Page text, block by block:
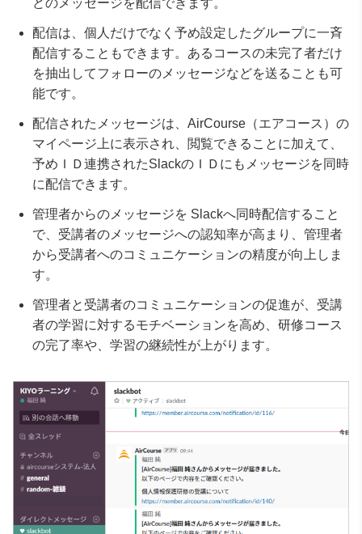
どのメッセージを配信できます。
配信は、個人だけでなく予め設定したグループに一斉
配信することもできます。あるコースの未完了者だけ
を抽出してフォローのメッセージなどを送ることも可
能です。
配信されたメッセージは、AirCourse（エアコース）の
マイページ上に表示され、閲覧できることに加えて、
予めＩＤ連携されたSlackのＩＤにもメッセージを同時
に配信できます。
管理者からのメッセージを Slackへ同時配信すること
で、受講者のメッセージへの認知率が高まり、管理者
から受講者へのコミュニケーションの精度が向上しま
す。
管理者と受講者のコミュニケーションの促進が、受講
者の学習に対するモチベーションを高め、研修コース
の完了率や、学習の継続性が上がります。